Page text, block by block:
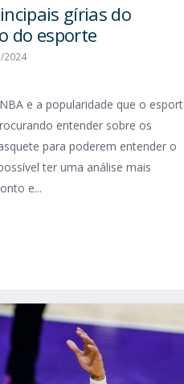
gírias do
do esporte
2024
e a popularidade que o
entender sobre os
para poderem entender o
ter uma análise mais
e...